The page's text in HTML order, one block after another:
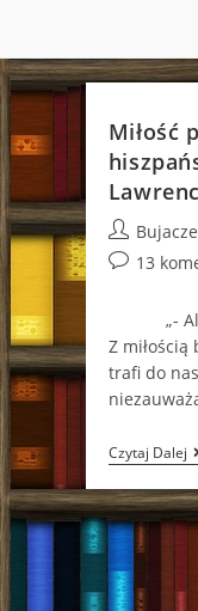
Miłość
Post
author:
Post13
„- Ale
Z
trafi do
Czytaj Dalej